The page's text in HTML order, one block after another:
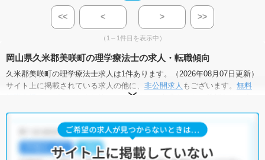
<< < > >>
（1～1件目を表示中）
岡山県久米郡美咲町の理学療法士の求人・転職傾向
久米郡美咲町の理学療法士求人は1件あります。（2026年08月07日更新）
サイト上に掲載されている求人の他に、 非公開求人 もございます。 無料
にお申し込みいただくと、全求人からご希望条件に合
久米郡美咲町の理学療法士求人では以下のような条件が人気です。
正社員(正職員)・介護福祉施設